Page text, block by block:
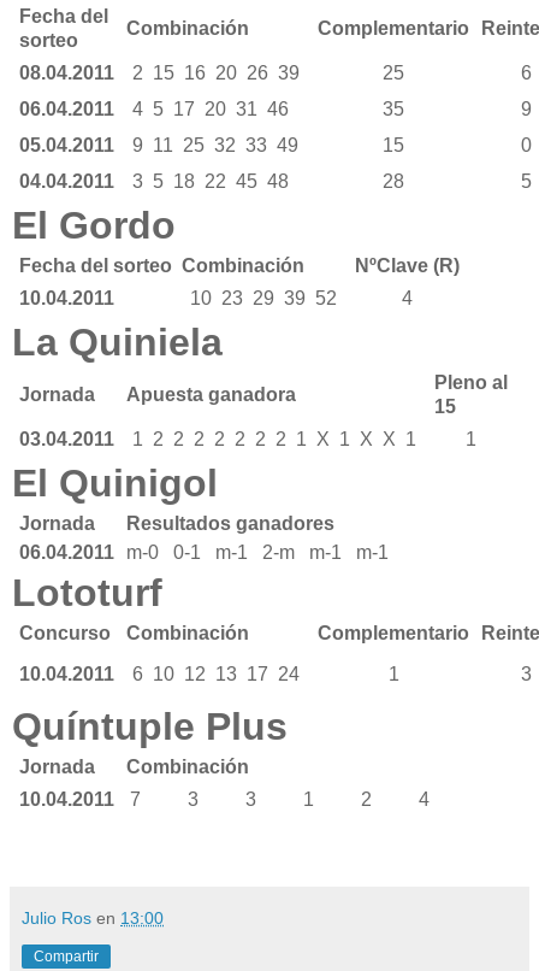
Fecha del
sorteo
Combinación Complementario
08.04.2011 2 15 16 20 26 39 25
6
06.04.2011
4 5 17 20 31 46 35
9
05.04.2011
9 11 25 32 33 49 15
0
04.04.2011
3 5 18 22 45 48 28 5
El Gordo
Fecha del sorteo Combinación
NºClave (R)
10.04.2011
10 23 29 39 52 4
La Quiniela
Jornada Apuesta ganadora
Pleno al
15
03.04.2011
1 2 2 2 2 2 2 2 1 X 1 X X 1 1
El Quinigol
Jornada
Resultados ganadores
06.04.2011
m-0 0-1 m-1 2-m m-1 m-1
Lototurf
Concurso Combinación Complementario
10.04.2011
6 10 12 13 17 24 1 3
Quíntuple Plus
Jornada
Combinación
10.04.2011
7 3 3 1 2 4
Julio Ros en 13:00
Compartir